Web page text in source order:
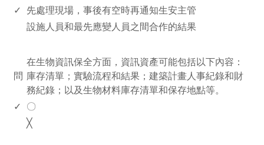
✓
先處理現場，事後有空時再通知生安主管
設施人員和最先應變人員之間合作的結果
問
在生物資訊保全方面，資訊資產可能包括以下內容：
庫存清單；實驗流程和結果；建築計畫人事紀錄和財
務紀錄；以及生物材料庫存清單和保存地點等。
✓
〇
╳